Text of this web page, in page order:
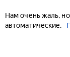
Нам очень жаль,
автоматические.